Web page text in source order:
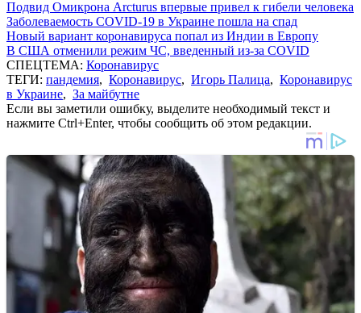
Подвид Омикрона Arcturus впервые привел к гибели человека
Заболеваемость COVID-19 в Украине пошла на спад
Новый вариант коронавируса попал из Индии в Европу
В США отменили режим ЧС, введенный из-за COVID
СПЕЦТЕМА: Коронавирус
ТЕГИ: пандемия, Коронавирус, Игорь Палица, Коронавирус
в Украине, За майбутне
Если вы заметили ошибку, выделите необходимый текст и
нажмите Ctrl+Enter, чтобы сообщить об этом редакции.